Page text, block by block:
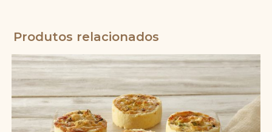
Produtos relacionados